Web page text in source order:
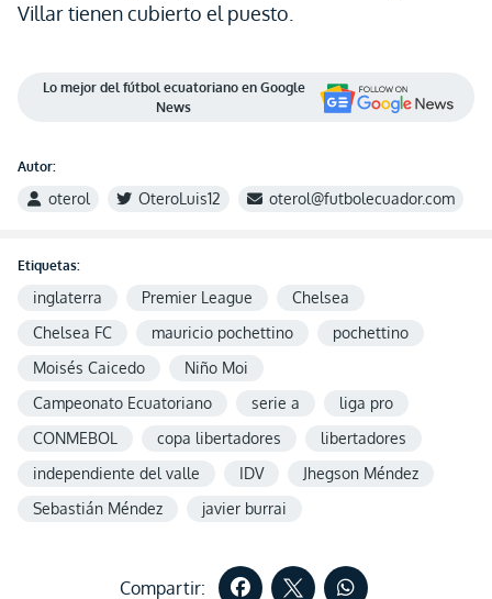
Villar tienen cubierto el puesto.
Lo mejor del fútbol ecuatoriano en Google
News
Autor:
oterol OteroLuis12 oterol@futbolecuador.com
Etiquetas:
inglaterra Premier League
Chelsea
Chelsea FC
mauricio pochettino
pochettino
Moisés Caicedo
Niño Moi
Campeonato Ecuatoriano
serie a
liga pro
CONMEBOL
copa libertadores
libertadores
independiente del valle
IDV
Jhegson Méndez
Sebastián Méndez
javier burrai
Compartir: